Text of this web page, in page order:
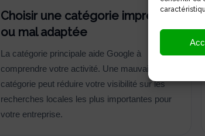
Choisir une catégorie imprécise
ou mal adaptée
La catégorie principale aide Google à
comprendre votre activité. Une mauvaise
catégorie peut réduire votre visibilité sur les
recherches locales les plus importantes pour
votre entreprise.